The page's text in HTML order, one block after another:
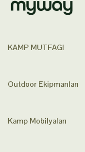
KAMP MUTFAGI
Outdoor Ekipmanları
Kamp Mobilyaları